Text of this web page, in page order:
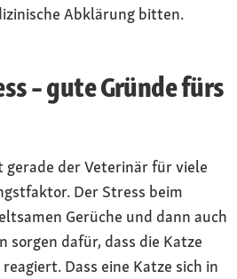
Abklärung bitten.
– gute Gründe fürs
gerade der Veterinär für viele
Der Stress beim
Gerüche und dann auch
sorgen dafür, dass die Katze
Dass eine Katze sich in